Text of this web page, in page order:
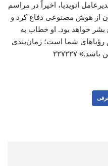
انویدیا، اخیراً در مراسم
از هوش مصنوعی دفاع کرد و
بشر خواهد بود. او خطاب به
رؤیاهای شما است؛ زمان‌بندی
۲۲۷۲۲۷